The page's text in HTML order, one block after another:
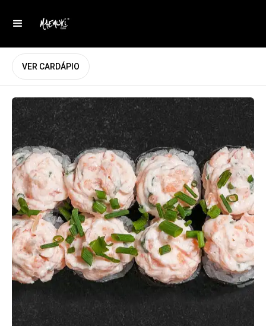
VER CARDÁPIO